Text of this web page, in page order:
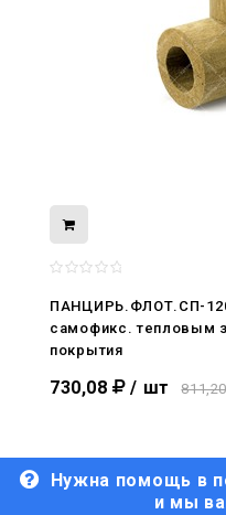
ПАНЦИРЬ.ФЛОТ.СП-120
самофикс. тепловым
покрытия
730,08 / шт
Нужна помощь в
и мы
нами